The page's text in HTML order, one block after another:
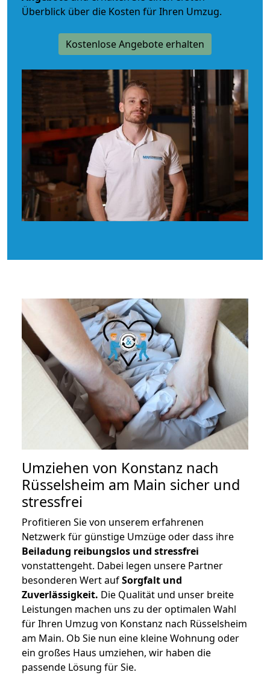
Überblick über die Kosten für Ihren Umzug.
Kostenlose Angebote erhalten
Umziehen von Konstanz nach
Rüsselsheim am Main sicher und
stressfrei
Profitieren Sie von unserem erfahrenen
Netzwerk für günstige Umzüge oder dass ihre
Beiladung reibungslos und stressfrei
vonstattengeht. Dabei legen unsere Partner
besonderen Wert aufSorgfalt und
Zuverlässigkeit. Die Qualität und unser breite
Leistungen machen uns zu der optimalen Wahl
für Ihren Umzug von Konstanz nach Rüsselsheim
am Main. Ob Sie nun eine kleine Wohnung oder
ein großes Haus umziehen, wir haben die
passende Lösung für Sie.